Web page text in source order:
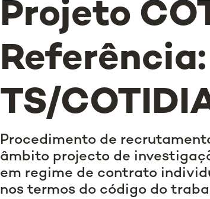
Projeto
Referência:
TS/
Procedimento de
âmbito projecto de
em regime de contrato
nos termos do código do